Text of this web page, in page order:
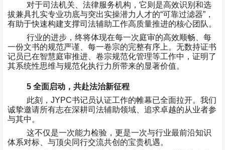
对于司法机关、法律服务机构，它则是高效识别和选
拔兼具扎实专业功底与突出实操潜力人才的“可靠过滤器” ，
有助于快速构建支撑司法辅助工作高质量推进的核心团队。
行业的进步，终将体现在每一次庭审的高效顺畅、每
一份文书的规范严谨、每一卷宗的完整有序上。无数持证书
记员已在智慧庭审推进、卷宗规范化管理等工作中，证明了
其系统性思维与规范化执行力所带来的显著价值。
5 全面启动，共赴法治新征程
此刻， JYPC书记员认证工作的帷幕已全面拉开。我们
诚挚邀请所有志在深耕司法辅助领域、追求卓越的从业者参
与其中。
这不仅是一次能力检验，更是一次与行业最前沿知识
体系对标、与顶尖同行交流共创的宝贵机遇。